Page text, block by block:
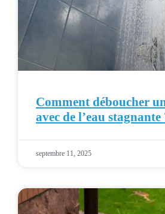
Comment déboucher
avec de l’eau stagnante
septembre 11, 2025